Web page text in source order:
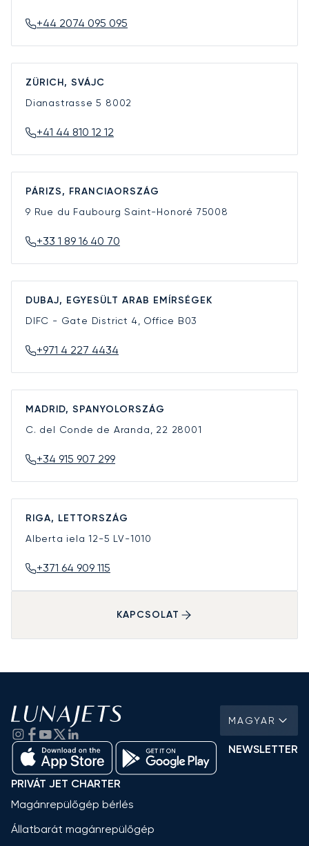
+44 2074 095 095
ZÜRICH, SVÁJC
Dianastrasse 5 8002
+41 44 810 12 12
PÁRIZS, FRANCIAORSZÁG
9 Rue du Faubourg Saint-Honoré 75008
+33 1 89 16 40 70
DUBAJ, EGYESÜLT ARAB EMÍRSÉGEK
DIFC - Gate District 4, Office B03
+971 4 227 4434
MADRID, SPANYOLORSZÁG
C. del Conde de Aranda, 22 28001
+34 915 907 299
RIGA, LETTORSZÁG
Alberta iela 12-5 LV-1010
+371 64 909 115
KAPCSOLAT
MAGYAR
NEWSLETTER
PRIVÁT JET CHARTER
Magánrepülőgép bérlés
Állatbarát magánrepülőgép